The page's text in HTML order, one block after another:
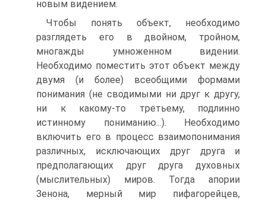
новым видением.
Чтобы понять объект, необходимо
разглядеть его в двойном, тройном,
многажды умноженном видении.
Необходимо поместить этот объект между
двумя (и более) всеобщими формами
понимания (не сводимыми ни друг к другу,
ни к какому-то третьему, подлинно
истинному пониманию...). Необходимо
включить его в процесс взаимопонимания
различных, исключающих друг друга и
предполагающих друг друга духовных
(мыслительных) миров. Тогда апории
Зенона, мерный мир пифагорейцев,